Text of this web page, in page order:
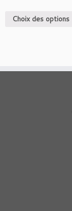
Choix des options